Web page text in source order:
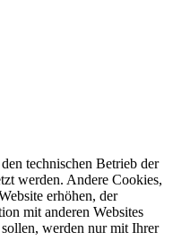
technischen Betrieb der
werden. Andere Cookies,
erhöhen, der
mit anderen Websites
werden nur mit Ihrer